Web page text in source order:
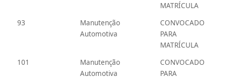
MATRÍCULA
93
Manutenção
Automotiva
CONVOCADO
PARA
MATRÍCULA
101
Manutenção
Automotiva
CONVOCADO
PARA